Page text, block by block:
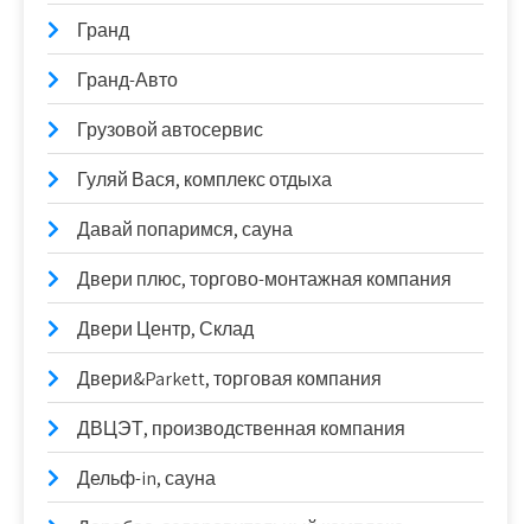
Гранд
Гранд-Авто
Грузовой автосервис
Гуляй Вася, комплекс отдыха
Давай попаримся, сауна
Двери плюс, торгово-монтажная компания
Двери Центр, Склад
Двери&Parkett, торговая компания
ДВЦЭТ, производственная компания
Дельф-in, сауна